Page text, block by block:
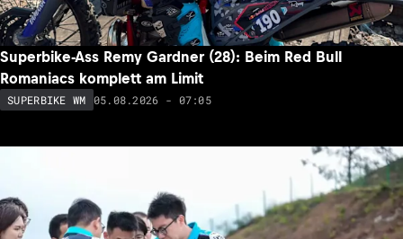
Superbike-Ass Remy Gardner (28): Beim Red Bull
Romaniacs komplett am Limit
SUPERBIKE WM 05.08.2026 - 07:05